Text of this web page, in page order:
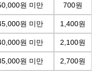
원 미만 700원
원 미만 1,400원
원 미만 2,100원
원 미만 2,700원